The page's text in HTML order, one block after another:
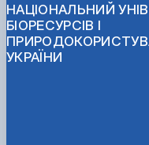
НАЦІОНАЛЬНИЙ
БІОРЕСУРСІВ І
УКРАЇНИ